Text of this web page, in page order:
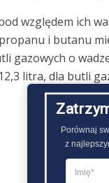
względem ich
i butanu
gazowych o
litra, dla butli
Porównaj
z